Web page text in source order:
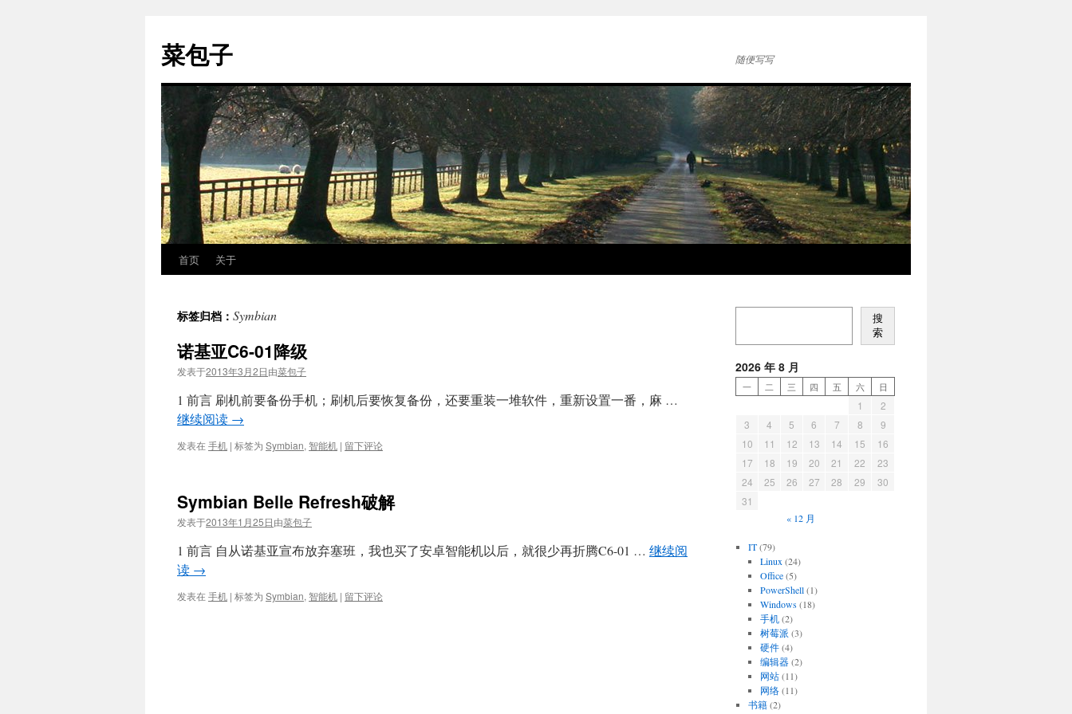
正
文
菜包子 随便写写
首页 关于
标签归档： Symbian
诺基亚C6-01降级
发表于2013年3月2日由菜包子
1 前言 刷机前要备份手机；刷机后要恢复备份，还要重装一堆软件，重新设置一番，麻 …
继续阅读 →
发表在手机 | 标签为 Symbian, 智能机 | 留下评论
Symbian Belle Refresh破解
发表于2013年1月25日由菜包子
1 前言 自从诺基亚宣布放弃塞班，我也买了安卓智能机以后，就很少再折腾C6-01 … 继续阅
读 →
发表在手机 | 标签为 Symbian, 智能机 | 留下评论
搜
索
2026 年 8 月
一 二 三 四 五 六 日
1
2
3
4 5 6 7 8
9
10
11 12 13 14 15
16
17
18 19 20 21 22
23
24
25 26 27 28 29
30
31
« 12 月
IT(79)
Linux (24)
Office(5)
PowerShell(1)
Windows(18)
手机(2)
树莓派 (3)
硬件(4)
编辑器(2)
网站(11)
网络(11)
书籍(2)